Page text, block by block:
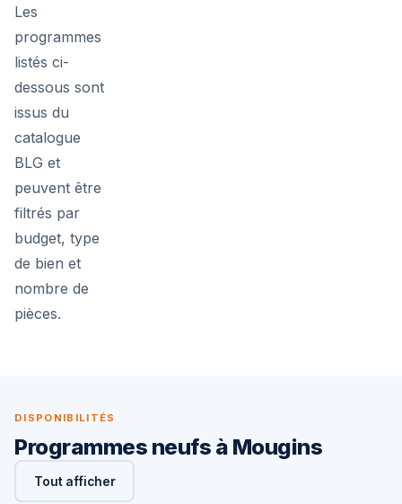
Les
programmes
listés ci-
dessous sont
issus du
catalogue
BLG et
peuvent être
filtrés par
budget, type
de bien et
nombre de
pièces.
DISPONIBILITÉS
Programmes neufs à Mougins
Tout afficher